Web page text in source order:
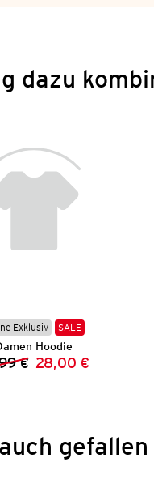
dazu
Exklusiv SALE
Hoodie
Vorheriger Preis:
€ Neuer Preis:
28,00 €
gefallen